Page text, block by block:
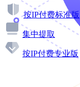
按IP付费标准版
集中提取
按IP付费专业版